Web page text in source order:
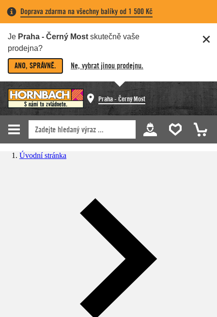
Doprava zdarma na všechny balíky od 1 500 Kč
Je Praha - Černý Most skutečně vaše
prodejna?
ANO, SPRÁVNĚ. Ne, vybrat jinou prodejnu.
Praha - Černý Most
Úvodní stránka